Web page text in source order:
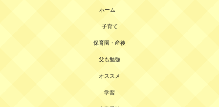
ホーム
子育て
保育園・産後
父も勉強
オススメ
学習